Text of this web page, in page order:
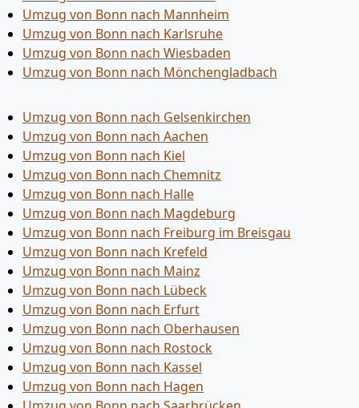
Umzug von Bonn nach Mannheim
Umzug von Bonn nach Karlsruhe
Umzug von Bonn nach Wiesbaden
Umzug von Bonn nach Mönchen­gladbach
Umzug von Bonn nach Gelsenkirchen
Umzug von Bonn nach Aachen
Umzug von Bonn nach Kiel
Umzug von Bonn nach Chemnitz
Umzug von Bonn nach Halle
Umzug von Bonn nach Magdeburg
Umzug von Bonn nach Freiburg im Breisgau
Umzug von Bonn nach Krefeld
Umzug von Bonn nach Mainz
Umzug von Bonn nach Lübeck
Umzug von Bonn nach Erfurt
Umzug von Bonn nach Oberhausen
Umzug von Bonn nach Rostock
Umzug von Bonn nach Kassel
Umzug von Bonn nach Hagen